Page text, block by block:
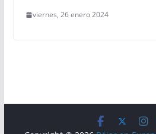
viernes, 26 enero 2024